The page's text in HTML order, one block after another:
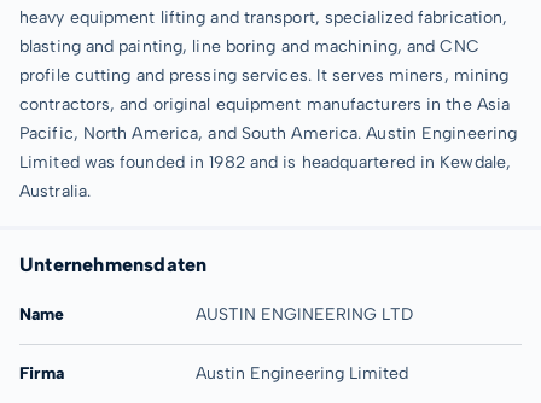
heavy equipment lifting and transport, specialized fabrication,
blasting and painting, line boring and machining, and CNC
profile cutting and pressing services. It serves miners, mining
contractors, and original equipment manufacturers in the Asia
Pacific, North America, and South America. Austin Engineering
Limited was founded in 1982 and is headquartered in Kewdale,
Australia.
Unternehmensdaten
Name AUSTIN ENGINEERING LTD
Firma Austin Engineering Limited